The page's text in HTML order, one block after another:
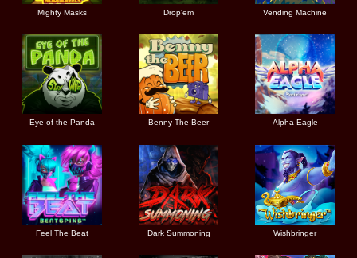
Mighty Masks Drop'em Vending Machine
Eye of the Panda Benny The Beer Alpha Eagle
Feel The Beat Dark Summoning Wishbringer